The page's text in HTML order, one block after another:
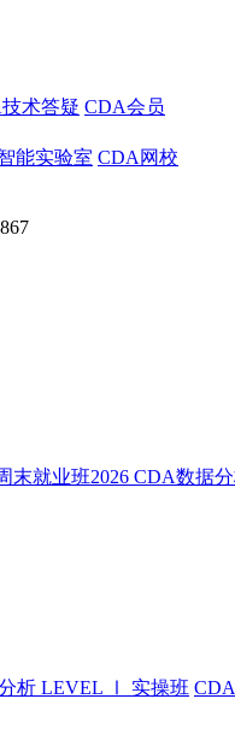
术答疑 CDA会员
能实验室 CDA网校
末就业班2026 CDA数据
析 LEVEL Ⅰ 实操班